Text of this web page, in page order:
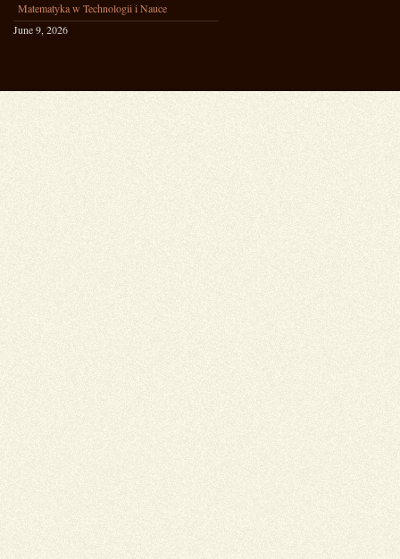
Matematyka w Technologii i Nauce
June 9, 2026